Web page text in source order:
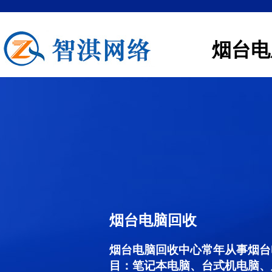
烟台
烟台电脑回收
烟台电脑回收中心常年从事烟
目：笔记本电脑、台式机电脑